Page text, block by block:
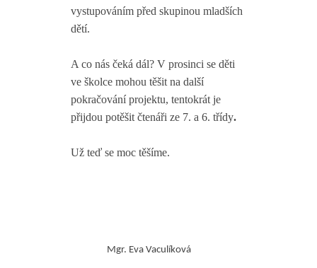
vystupováním před skupinou mladších
dětí.
A co nás čeká dál? V prosinci se děti
ve školce mohou těšit na další
pokračování projektu, tentokrát je
přijdou potěšit čtenáři ze 7. a 6. třídy.
Už teď se moc těšíme.
Mgr. Eva Vaculíková